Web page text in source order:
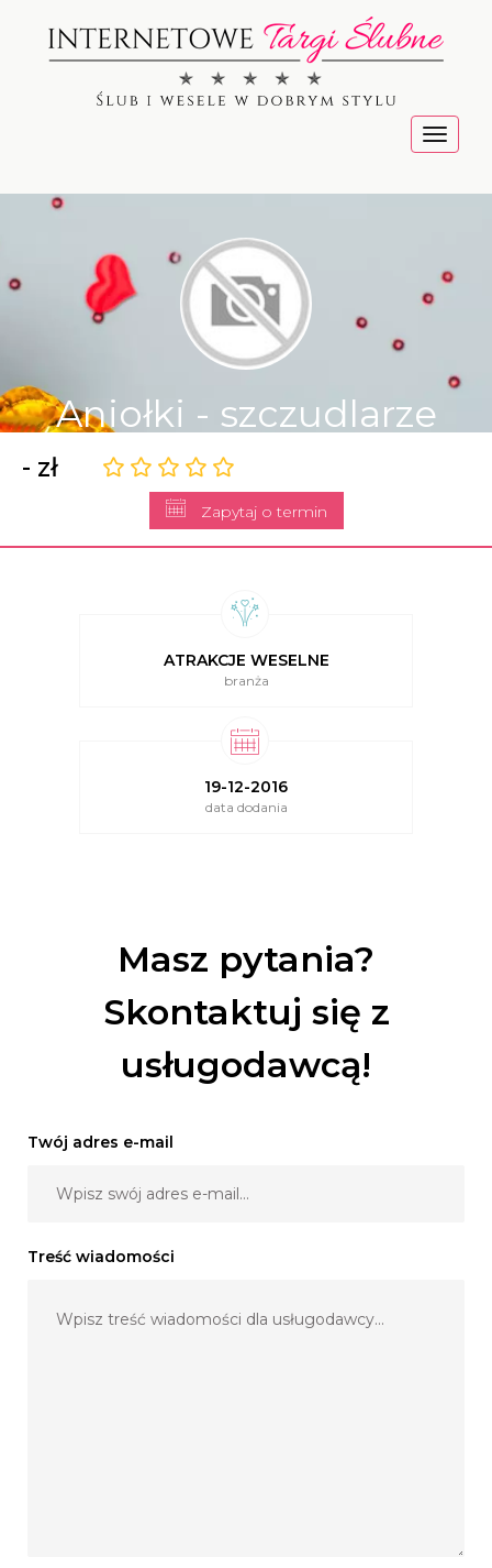
Menu
Aniołki - szczudlarze
- zł
Zapytaj o termin
ATRAKCJE WESELNE
branża
19-12-2016
data dodania
Masz pytania?
Skontaktuj się z
usługodawcą!
Twój adres e-mail
Treść wiadomości